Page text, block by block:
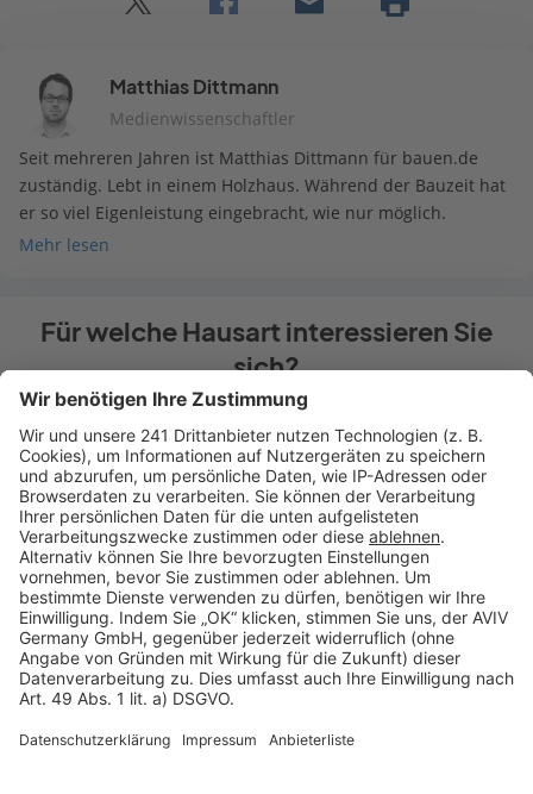
Matthias Dittmann
Medienwissenschaftler
Seit mehreren Jahren ist Matthias Dittmann für bauen.de
zuständig. Lebt in einem Holzhaus. Während der Bauzeit hat
er so viel Eigenleistung eingebracht, wie nur möglich.
Mehr lesen
Für welche Hausart interessieren Sie
sich?
Einfamilienhaus
Doppelhaus
Mehrfamilienhaus
Andere Hausart